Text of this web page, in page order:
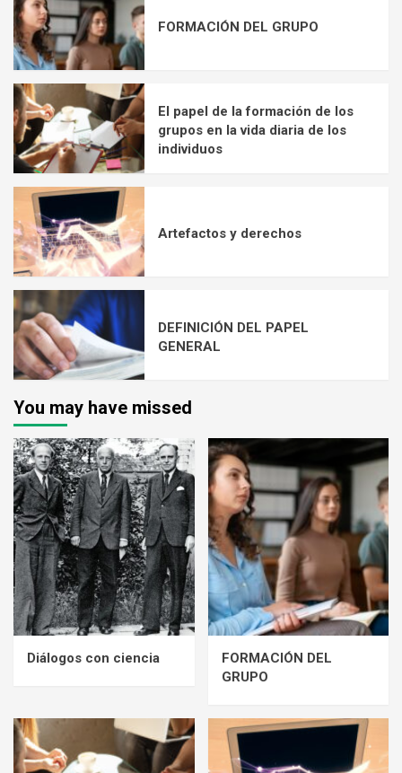
FORMACIÓN DEL GRUPO
El papel de la formación de los
grupos en la vida diaria de los
individuos
Artefactos y derechos
DEFINICIÓN DEL PAPEL
GENERAL
You may have missed
Diálogos con ciencia
FORMACIÓN DEL
GRUPO